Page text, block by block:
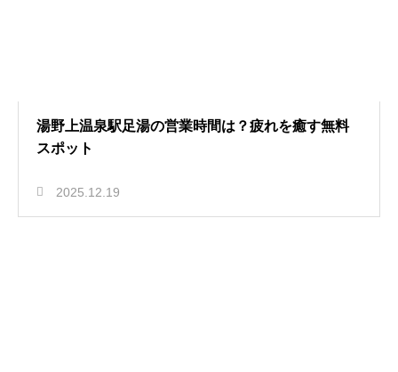
湯野上温泉駅足湯の営業時間は？疲れを癒す無料
スポット
2025.12.19